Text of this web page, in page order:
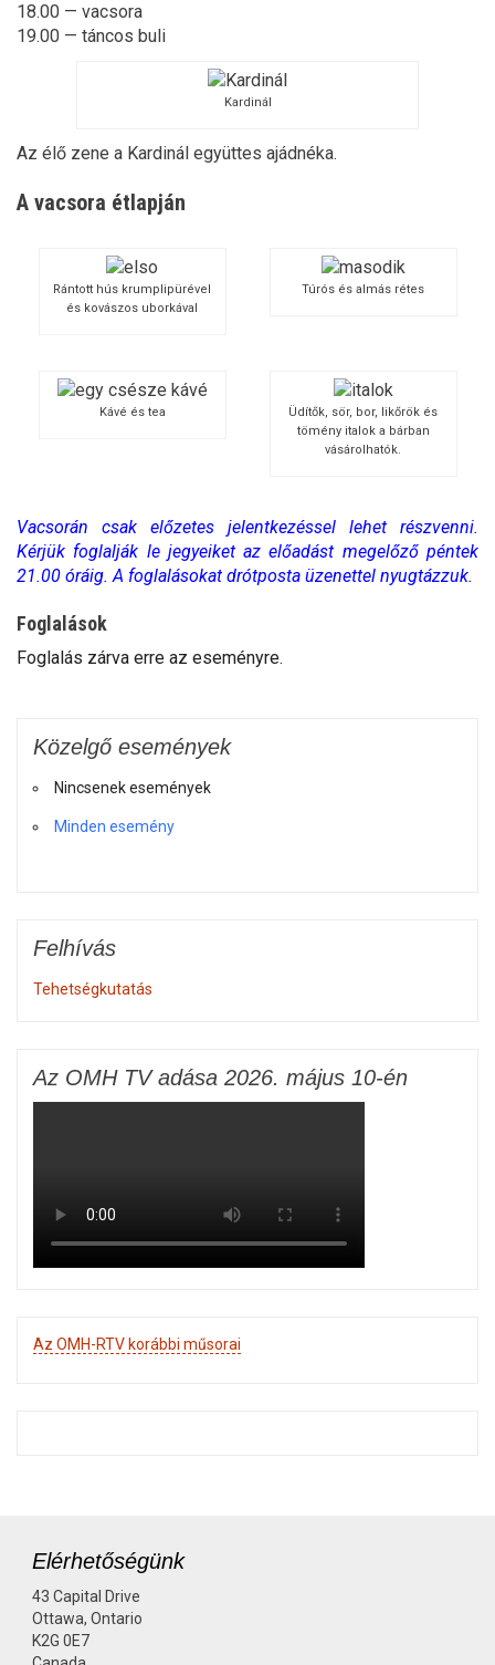
18.00 — vacsora
19.00 — táncos buli
Kardinál
Az élő zene a Kardinál együttes ajádnéka.
A vacsora étlapján
Rántott hús krumplipürével
és kovászos uborkával
Túrós és almás rétes
Kávé és tea
Üdítők, sör, bor, likőrök és
tömény italok a bárban
vásárolhatók.
Vacsorán csak előzetes jelentkezéssel lehet részvenni.
Kérjük foglalják le jegyeiket az előadást megelőző péntek
21.00 óráig. A foglalásokat drótposta üzenettel nyugtázzuk.
Foglalások
Foglalás zárva erre az eseményre.
Közelgő események
Nincsenek események
Minden esemény
Felhívás
Tehetségkutatás
Az OMH TV adása 2026. május 10-én
Az OMH-RTV korábbi műsorai
Elérhetőségünk
43 Capital Drive
Ottawa, Ontario
K2G 0E7